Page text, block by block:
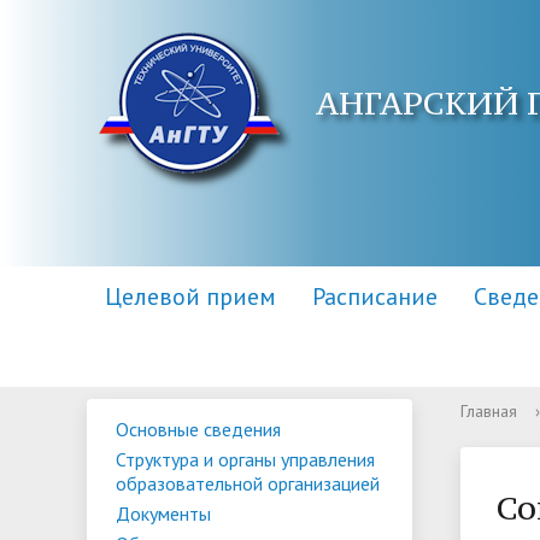
АНГАРСКИЙ
Целевой прием Расписание
Основные сведения
Контакты
Научная библиотека
Центр
Приемная комиссия
Для поступающих инвалидов
Основные сведения
Структура и органы управления
образовательной организацией
Документы
Главная ›